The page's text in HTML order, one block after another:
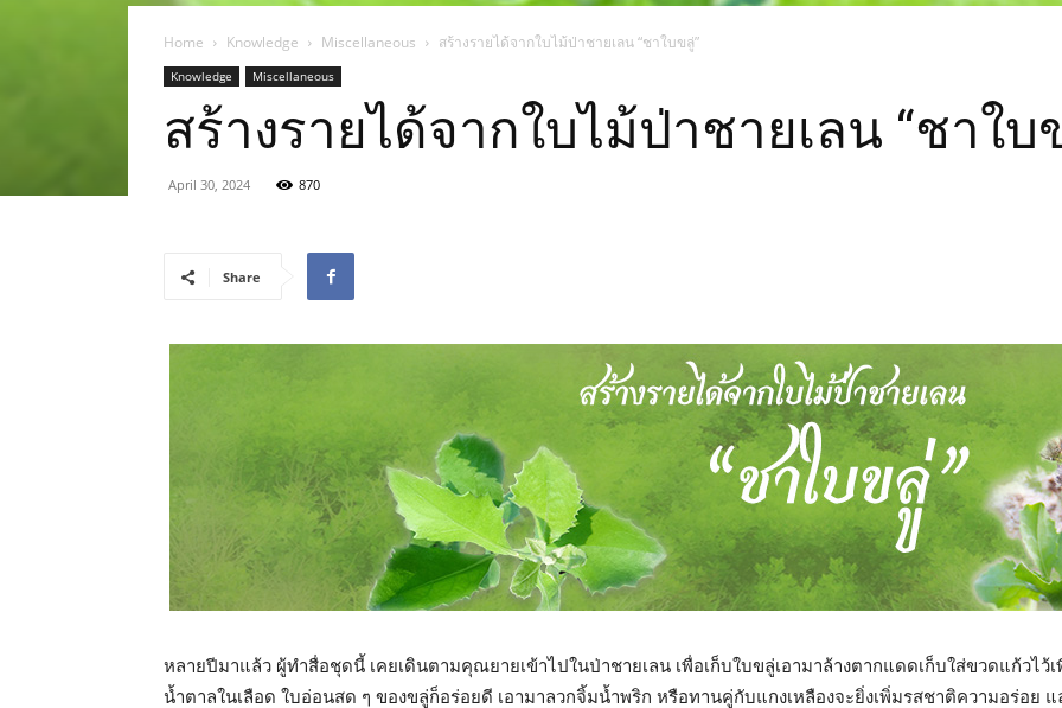
Home Knowledge Miscellaneous สร้างรายได้จากใบไม้ป่าชายเลน “ชาใบขลู่”
Knowledge Miscellaneous
สร้างรายได้จากใบไม้ป่าชายเลน “ชาใบ
April 30, 2024 870
Share
หลายปีมาแล้ว ผู้ทำสื่อชุดนี้ เคยเดินตามคุณยายเข้าไปในป่าชายเลน เพื่อเก็บใบขลู่เอามาล้างตากแดดเก็บใส่ขวดแก้วไ
น้ำตาลในเลือด ใบอ่อนสด ๆ ของขลู่ก็อร่อยดี เอามาลวกจิ้มน้ำพริก หรือทานคู่กับแกงเหลืองจะยิ่งเพิ่มรสชาติความอร่อย